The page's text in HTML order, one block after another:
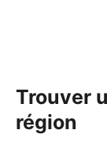
Trouver
région